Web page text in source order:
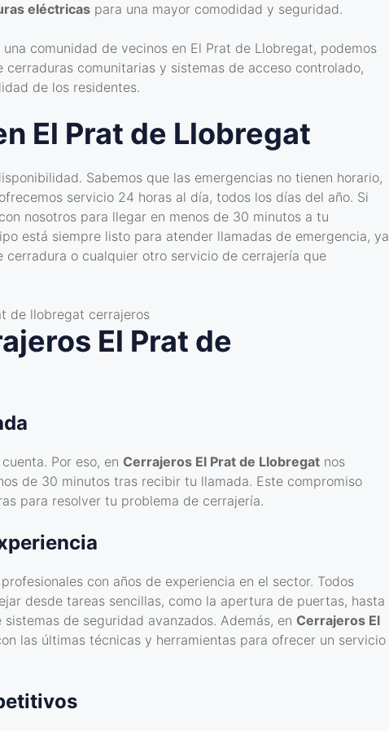
eléctricas para una mayor comodidad y seguridad.
comunidad de vecinos en El Prat de Llobregat, podemos
comunitarias y sistemas de acceso controlado,
de los residentes.
El Prat de Llobregat
Sabemos que las emergencias no tienen horario,
ofrecemos servicio 24 horas al día, todos los días del año. Si
nosotros para llegar en menos de 30 minutos a tu
está siempre listo para atender llamadas de emergencia, ya
o cualquier otro servicio de cerrajería que
El Prat de
Por eso, en Cerrajeros El Prat de Llobregat nos
de 30 minutos tras recibir tu llamada. Este compromiso
para resolver tu problema de cerrajería.
con años de experiencia en el sector. Todos
desde tareas sencillas, como la apertura de puertas, hasta
de seguridad avanzados. Además, en Cerrajeros El
las últimas técnicas y herramientas para ofrecer un servicio